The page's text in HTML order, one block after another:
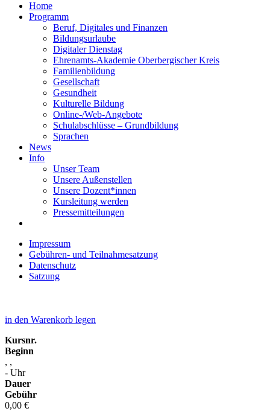
Home
Programm
Beruf, Digitales und Finanzen
Bildungsurlaube
Digitaler Dienstag
Ehrenamts-Akademie Oberbergischer Kreis
Familienbildung
Gesellschaft
Gesundheit
Kulturelle Bildung
Online-/Web-Angebote
Schulabschlüsse – Grundbildung
Sprachen
News
Info
Unser Team
Unsere Außenstellen
Unsere Dozent*innen
Kursleitung werden
Pressemitteilungen
Impressum
Gebühren- und Teilnahmesatzung
Datenschutz
Satzung
in den Warenkorb legen
Kursnr.
Beginn
, ,
- Uhr
Dauer
Gebühr
0,00 €